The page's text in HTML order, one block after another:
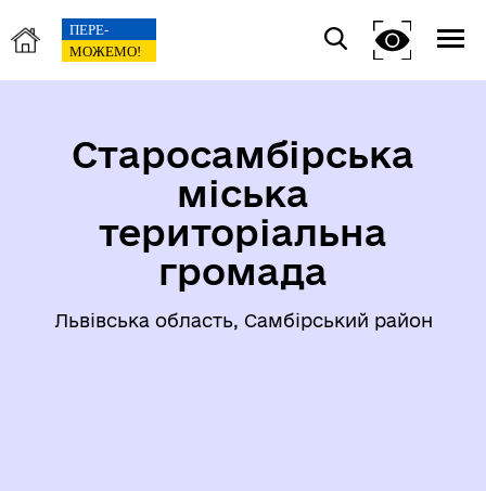
Старосамбірська
міська
територіальна
громада
Львівська область, Самбірський район